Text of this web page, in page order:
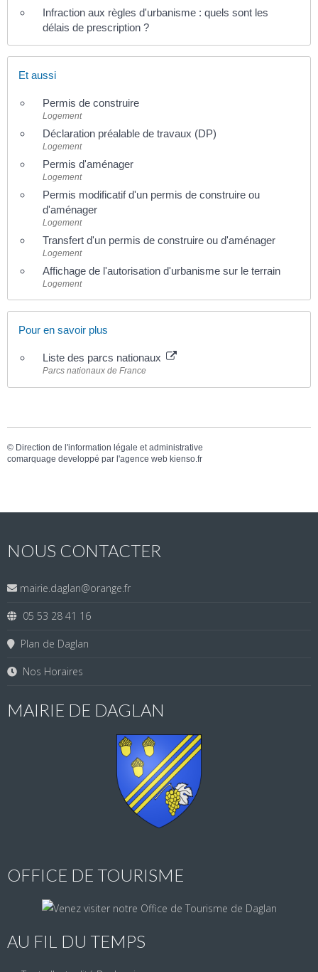
Infraction aux règles d'urbanisme : quels sont les
délais de prescription ?
Et aussi
Permis de construire
Logement
Déclaration préalable de travaux (DP)
Logement
Permis d'aménager
Logement
Permis modificatif d'un permis de construire ou
d'aménager
Logement
Transfert d'un permis de construire ou d'aménager
Logement
Affichage de l'autorisation d'urbanisme sur le terrain
Logement
Pour en savoir plus
Liste des parcs nationaux
Parcs nationaux de France
© Direction de l'information légale et administrative
comarquage developpé par l'agence web kienso.fr
NOUS CONTACTER
mairie.daglan@orange.fr
05 53 28 41 16
Plan de Daglan
Nos Horaires
MAIRIE DE DAGLAN
OFFICE DE TOURISME
AU FIL DU TEMPS